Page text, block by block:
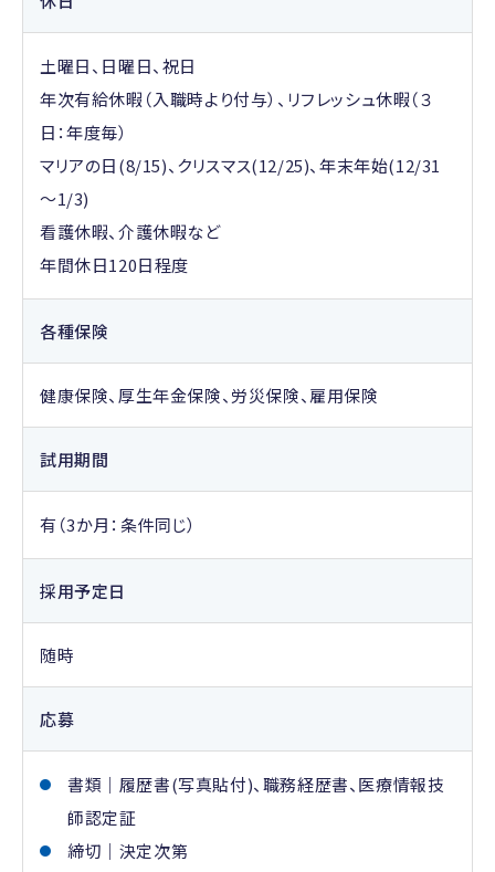
土曜日、日曜日、祝日
年次有給休暇（入職時より付与）、リフレッシュ休暇（３
日：年度毎）
マリアの日(8/15)、クリスマス(12/25)、年末年始(12/31
～1/3)
看護休暇、介護休暇など
年間休日120日程度
各種保険
健康保険、厚生年金保険、労災保険、雇用保険
試用期間
有（3か月：条件同じ）
採用予定日
随時
応募
書類｜履歴書(写真貼付)、職務経歴書、医療情報技
師認定証
締切｜ 決定次第